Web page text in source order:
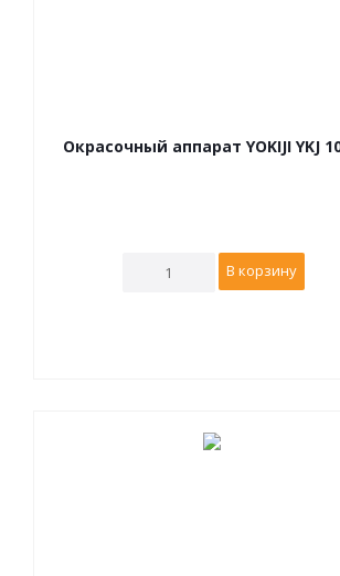
Окрасочный аппарат YOKIJI YKJ
В корзину